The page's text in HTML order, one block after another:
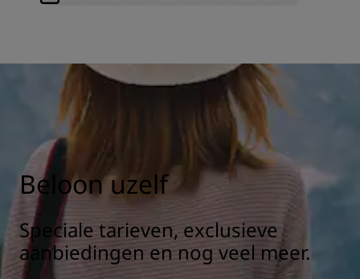
Beloon uzelf
Speciale tarieven, exclusieve
aanbiedingen en nog veel meer.